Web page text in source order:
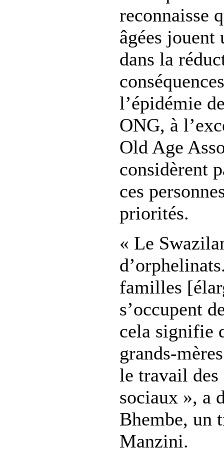
reconnaisse
âgées jouent
dans la
l’épidémie
ONG, à
Old Age
considèrent
ces
priorités.
« Le
familles
s’occupent
cela signifie
grands-
le travail des
sociaux », a
Bhembe, un
Manzini.